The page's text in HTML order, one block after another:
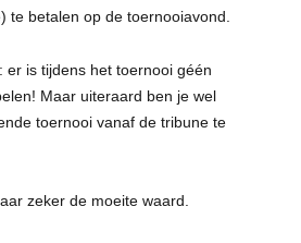
te betalen op de toernooiavond.
er is tijdens het toernooi géén
Maar uiteraard ben je wel
toernooi vanaf de tribune te
zeker de moeite waard.